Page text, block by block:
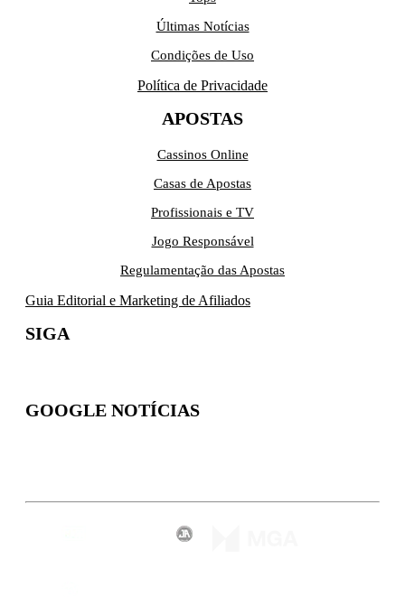
Últimas Notícias
Condições de Uso
Política de Privacidade
APOSTAS
Cassinos Online
Casas de Apostas
Profissionais e TV
Jogo Responsável
Regulamentação das Apostas
Guia Editorial e Marketing de Afiliados
SIGA
GOOGLE NOTÍCIAS